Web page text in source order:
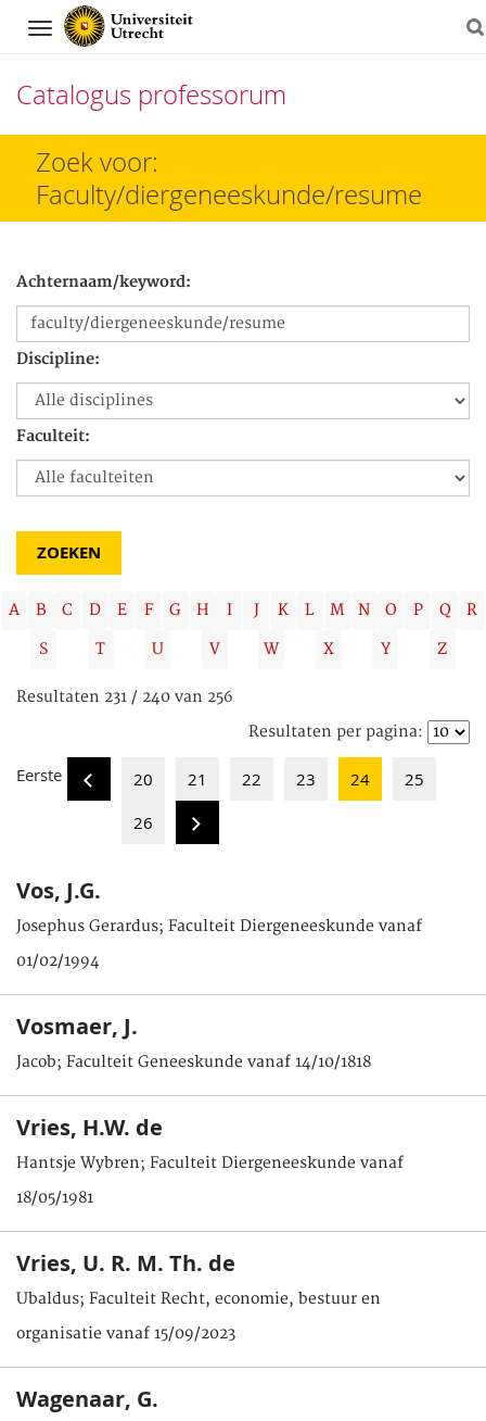
Navigation
Catalogus professorum
Direct
het
Zoek voor:
Faculty/diergeneeskunde/resume
Achternaam/keyword:
Discipline:
Faculteit:
A B C D E F G H I J K L M N O P Q
R
S
T U V W X Y Z
Resultaten 231 / 240 van 256
Resultaten per pagina:
Eerste 20 21 22 23 24
25
26
Vos, J.G.
Josephus Gerardus; Faculteit Diergeneeskunde vanaf
01/02/1994
Vosmaer, J.
Jacob; Faculteit Geneeskunde vanaf 14/10/1818
Vries, H.W. de
Hantsje Wybren; Faculteit Diergeneeskunde vanaf
18/05/1981
Vries, U. R. M. Th. de
Ubaldus; Faculteit Recht, economie, bestuur en
organisatie vanaf 15/09/2023
Wagenaar, G.